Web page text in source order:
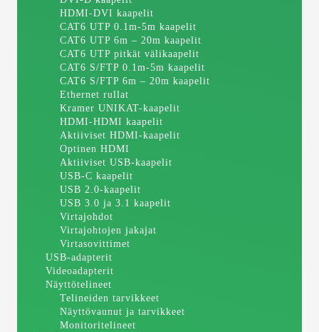
HDMI-DVI kaapelit
CAT6 UTP 0.1m-5m kaapelit
CAT6 UTP 6m – 20m kaapelit
CAT6 UTP pitkät välikaapelit
CAT6 S/FTP 0.1m-5m kaapelit
CAT6 S/FTP 6m – 20m kaapelit
Ethernet rullat
Kramer UNIKAT-kaapelit
HDMI-HDMI kaapelit
Aktiiviset HDMI-kaapelit
Optinen HDMI
Aktiiviset USB-kaapelit
USB-C kaapelit
USB 2.0-kaapelit
USB 3.0 ja 3.1 kaapelit
Virtajohdot
Virtajohtojen jakajat
Virtasovittimet
USB-adapterit
Videoadapterit
Näyttötelineet
Telineiden tarvikkeet
Näyttövaunut ja tarvikkeet
Monitoritelineet